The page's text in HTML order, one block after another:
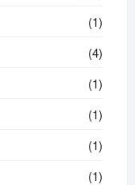
(1)
(4)
(1)
(1)
(1)
(1)